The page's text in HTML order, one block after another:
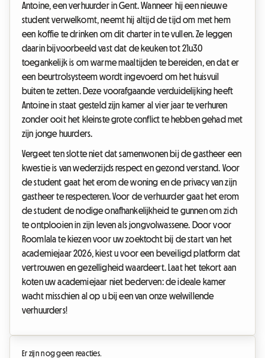
Antoine, een verhuurder in Gent. Wanneer hij een nieuwe
student verwelkomt, neemt hij altijd de tijd om met hem
een koffie te drinken om dit charter in te vullen. Ze leggen
daarin bijvoorbeeld vast dat de keuken tot 21u30
toegankelijk is om warme maaltijden te bereiden, en dat er
een beurtrolsysteem wordt ingevoerd om het huisvuil
buiten te zetten. Deze voorafgaande verduidelijking heeft
Antoine in staat gesteld zijn kamer al vier jaar te verhuren
zonder ooit het kleinste grote conflict te hebben gehad met
zijn jonge huurders.
Vergeet ten slotte niet dat samenwonen bij de gastheer een
kwestie is van wederzijds respect en gezond verstand. Voor
de student gaat het erom de woning en de privacy van zijn
gastheer te respecteren. Voor de verhuurder gaat het erom
de student de nodige onafhankelijkheid te gunnen om zich
te ontplooien in zijn leven als jongvolwassene. Door voor
Roomlala te kiezen voor uw zoektocht bij de start van het
academiejaar 2026, kiest u voor een beveiligd platform dat
vertrouwen en gezelligheid waardeert. Laat het tekort aan
koten uw academiejaar niet bederven: de ideale kamer
wacht misschien al op u bij een van onze welwillende
verhuurders!
Er zijn nog geen reacties.